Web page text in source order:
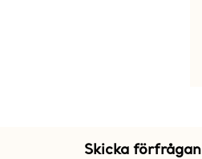
Skicka förfrågan